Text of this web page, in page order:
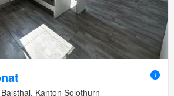
Kanton Solothurn